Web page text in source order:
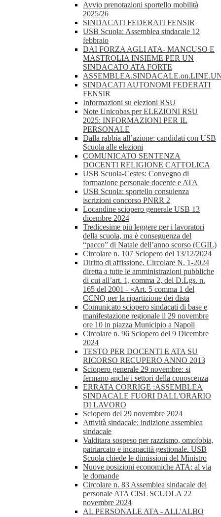
Avvio prenotazioni sportello mobilità
2025/26
SINDACATI FEDERATI FENSIR
USB Scuola: Assemblea sindacale 12
febbraio
DAI FORZA AGLI ATA- MANCUSO E
MASTROLIA INSIEME PER UN
SINDACATO ATA FORTE
SINDACATI AUTONOMI FEDERATI
FENSIR
Informazioni su elezioni RSU
Note Unicobas per ELEZIONI RSU
2025: INFORMAZIONI PER IL
PERSONALE
Dalla rabbia all’azione: candidati con USB
Scuola alle elezioni
COMUNICATO SENTENZA
DOCENTI RELIGIONE CATTOLICA
USB Scuola-Cestes: Convegno di
formazione personale docente e ATA
USB Scuola: sportello consulenza
iscrizioni concorso PNRR 2
Locandine sciopero generale USB 13
dicembre 2024
Tredicesime più leggere per i lavoratori
della scuola, ma è conseguenza del
“pacco” di Natale dell’anno scorso (CGIL)
Circolare n. 107 Sciopero del 13/12/2024
Diritto di affissione. Circolare N. 1-2024
diretta a tutte le amministrazioni pubbliche
di cui all’art. 1, comma 2, del D.Lgs. n.
165 del 2001 - «Art. 5 comma 1 del
CCNQ per la ripartizione dei dista
Comunicato sciopero sindacati di base e
manifestazione regionale il 29 novembre
ore 10 in piazza Municipio a Napoli
Circolare n. 96 Sciopero del 9 Dicembre
2024
TESTO PER DOCENTI E ATA SU
RICORSO RECUPERO ANNO 2013
Sciopero generale 29 novembre: si
fermano anche i settori della conoscenza
ERRATA CORRIGE :ASSEMBLEA
SINDACALE FUORI DALL'ORARIO
DI LAVORO
Sciopero del 29 novembre 2024
Attività sindacale: indizione assemblea
sindacale
Valditara sospeso per razzismo, omofobia,
patriarcato e incapacità gestionale. USB
Scuola chiede le dimissioni del Ministro
Nuove posizioni economiche ATA: al via
le domande
Circolare n. 83 Assemblea sindacale del
personale ATA CISL SCUOLA 22
novembre 2024
AL PERSONALE ATA - ALL'ALBO